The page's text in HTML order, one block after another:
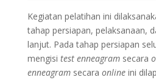
Kegiatan pelatihan ini
tahap persiapan, pelaksanaan,
lanjut. Pada tahap persiapan
mengisi test enneagramsecara
enneagramsecara onlineini